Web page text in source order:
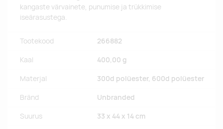
kangaste värvainete, punumise ja trükkimise
iseärasustega.
Tootekood 266882
Kaal 400,00 g
Materjal 300d polüester, 600d polüester
Bränd Unbranded
Suurus 33 x 44 x 14 cm